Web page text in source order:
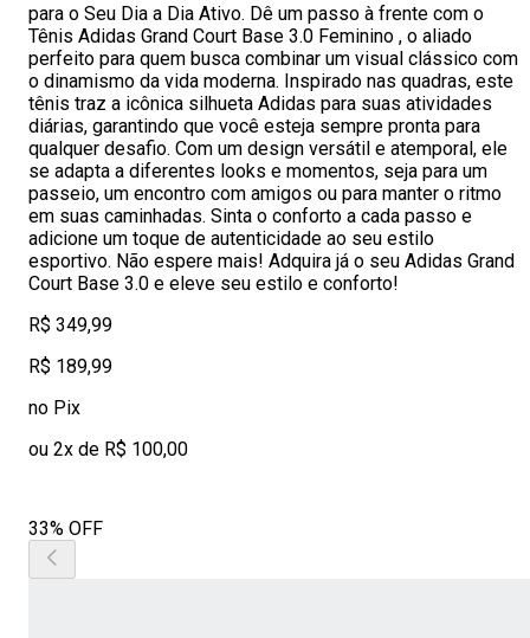
para o Seu Dia a Dia Ativo. Dê um passo à frente com o
Tênis Adidas Grand Court Base 3.0 Feminino , o aliado
perfeito para quem busca combinar um visual clássico com
o dinamismo da vida moderna. Inspirado nas quadras, este
tênis traz a icônica silhueta Adidas para suas atividades
diárias, garantindo que você esteja sempre pronta para
qualquer desafio. Com um design versátil e atemporal, ele
se adapta a diferentes looks e momentos, seja para um
passeio, um encontro com amigos ou para manter o ritmo
em suas caminhadas. Sinta o conforto a cada passo e
adicione um toque de autenticidade ao seu estilo
esportivo. Não espere mais! Adquira já o seu Adidas Grand
Court Base 3.0 e eleve seu estilo e conforto!
R$ 349,99
R$ 189,99
no Pix
ou 2x de R$ 100,00
33% OFF